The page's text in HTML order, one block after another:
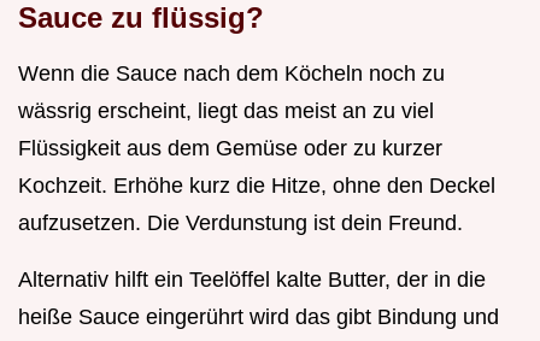
Sauce zu flüssig?
Wenn die Sauce nach dem Köcheln noch zu
wässrig erscheint, liegt das meist an zu viel
Flüssigkeit aus dem Gemüse oder zu kurzer
Kochzeit. Erhöhe kurz die Hitze, ohne den Deckel
aufzusetzen. Die Verdunstung ist dein Freund.
Alternativ hilft ein Teelöffel kalte Butter, der in die
heiße Sauce eingerührt wird das gibt Bindung und